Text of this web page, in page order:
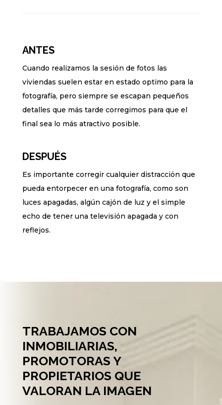
ANTES
Cuando realizamos la sesión de fotos las
viviendas suelen estar en estado optimo para la
fotografía, pero siempre se escapan pequeños
detalles que más tarde corregimos para que el
final sea lo más atractivo posible.
DESPUÉS
Es importante corregir cualquier distracción que
pueda entorpecer en una fotografía, como son
luces apagadas, algún cajón de luz y el simple
echo de tener una televisión apagada y con
reflejos.
TRABAJAMOS CON
INMOBILIARIAS,
PROMOTORAS Y
PROPIETARIOS QUE
VALORAN LA IMAGEN